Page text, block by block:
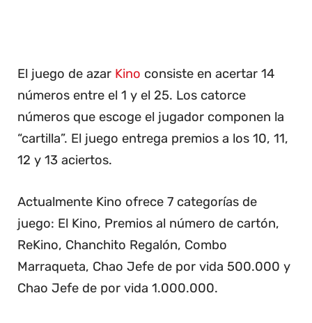
El juego de azar Kino consiste en acertar 14
números entre el 1 y el 25. Los catorce
números que escoge el jugador componen la
“cartilla”. El juego entrega premios a los 10, 11,
12 y 13 aciertos.
Actualmente Kino ofrece 7 categorías de
juego: El Kino, Premios al número de cartón,
ReKino, Chanchito Regalón, Combo
Marraqueta, Chao Jefe de por vida 500.000 y
Chao Jefe de por vida 1.000.000.